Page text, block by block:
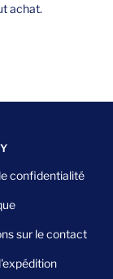
achat.
confidentialité
sur le contact